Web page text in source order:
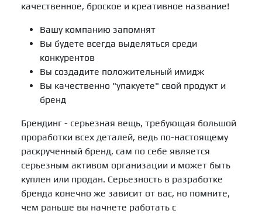
качественное, броское и креативное название!
Вашу компанию запомнят
Вы будете всегда выделяться среди
конкурентов
Вы создадите положительный имидж
Вы качественно "упакуете" свой продукт и
бренд
Брендинг - серьезная вещь, требующая большой
проработки всех деталей, ведь по-настоящему
раскрученный бренд, сам по себе является
серьезным активом организации и может быть
куплен или продан. Серьезность в разработке
бренда конечно же зависит от вас, но помните,
чем раньше вы начнете работать с